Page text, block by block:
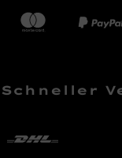
Schneller